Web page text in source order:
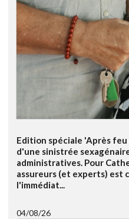
Edition spéciale 'Après
d'une sinistrée
administratives. Pour
assureurs (et experts) est
l'immédiat...
04/08/26